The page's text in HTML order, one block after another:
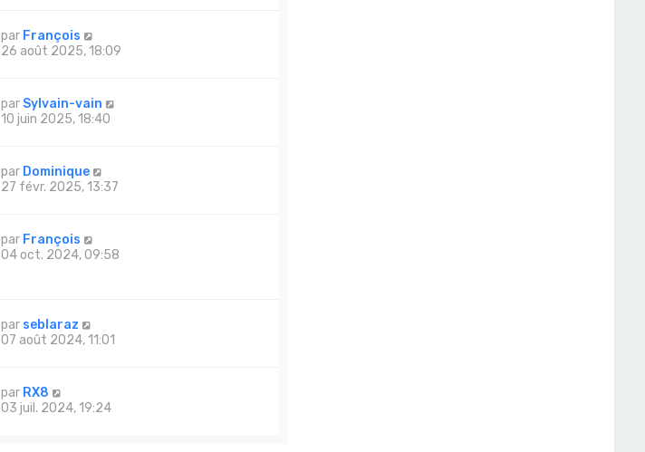
par François
26 août 2025, 18:09
par Sylvain-vain
10 juin 2025, 18:40
par Dominique
27 févr. 2025, 13:37
par François
04 oct. 2024, 09:58
par seblaraz
07 août 2024, 11:01
par RX8
03 juil. 2024, 19:24